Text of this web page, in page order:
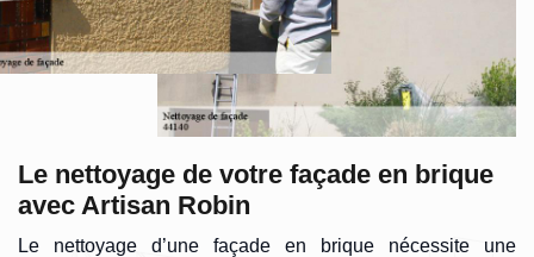
Le nettoyage de votre façade en brique
avec Artisan Robin
Le nettoyage d’une façade en brique nécessite une